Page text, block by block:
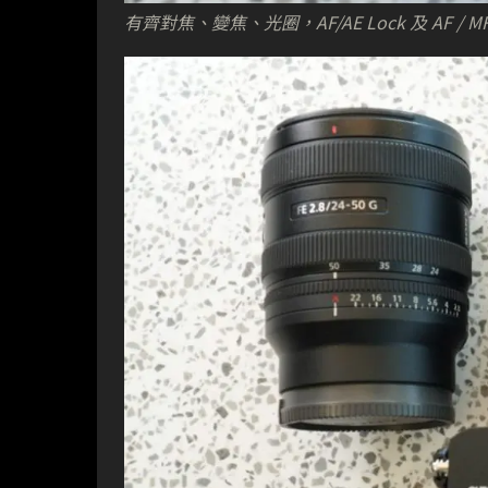
有齊對焦、變焦、光圈，AF/AE Lock 及 AF /